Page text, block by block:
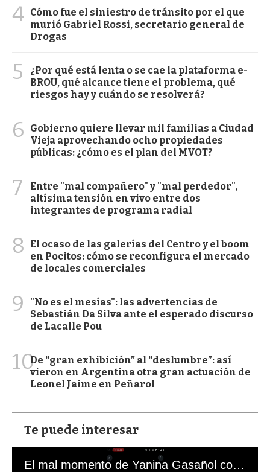
4 Cómo fue el siniestro de tránsito por el que
murió Gabriel Rossi, secretario general de
Drogas
5
¿Por qué está lenta o se cae la plataforma e-
BROU, qué alcance tiene el problema, qué
riesgos hay y cuándo se resolverá?
6
Gobierno quiere llevar mil familias a Ciudad
Vieja aprovechando ocho propiedades
públicas: ¿cómo es el plan del MVOT?
7
Entre "mal compañero" y "mal perdedor",
altísima tensión en vivo entre dos
integrantes de programa radial
8
El ocaso de las galerías del Centro y el boom
en Pocitos: cómo se reconfigura el mercado
de locales comerciales
9
"No es el mesías": las advertencias de
Sebastián Da Silva ante el esperado discurso
de Lacalle Pou
10De “gran exhibición” al “deslumbre”: así
vieron en Argentina otra gran actuación de
Leonel Jaime en Peñarol
Te puede interesar
El mal momento de Yanina Gasañol con un hincha argentino en "Subrayado"